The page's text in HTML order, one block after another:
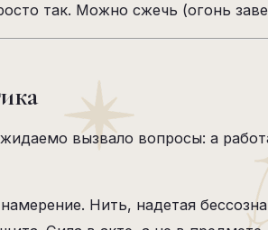
так. Можно сжечь (огонь
вызвало вопросы: а
Нить, надетая